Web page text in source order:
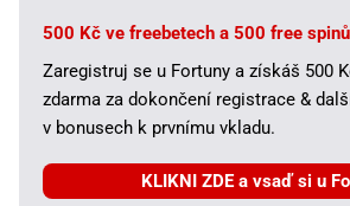
500 Kč ve freebetech a 500 free
Zaregistruj se u Fortuny a získáš 500
zdarma za dokončení registrace &
v bonusech k prvnímu vkladu.
KLIKNI ZDE a vsaď si u